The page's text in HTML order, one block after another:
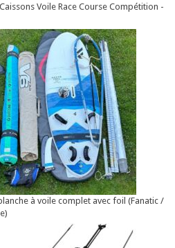
Voile Race Course Compétition -
à voile complet avec foil (Fanatic /